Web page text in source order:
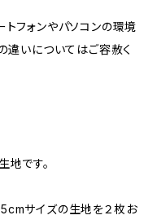
フォンやパソコンの環境
違いについてはご容赦く
です。
サイズの生地を２枚お